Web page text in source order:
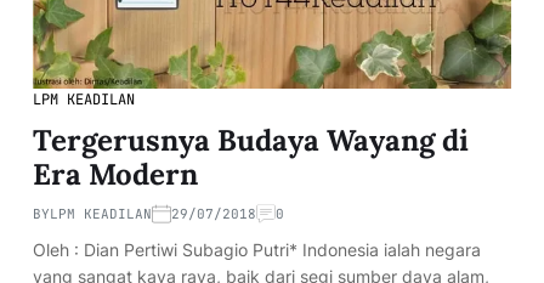
LPM KEADILAN
Tergerusnya Budaya Wayang di
Era Modern
BYLPM KEADILAN 29/07/2018 0
Oleh : Dian Pertiwi Subagio Putri* Indonesia ialah negara
yang sangat kaya raya, baik dari segi sumber daya alam,